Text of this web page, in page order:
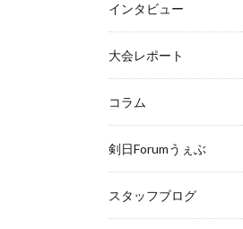
インタビュー
大会レポート
コラム
剣日Forumうぇぶ
スタッフブログ